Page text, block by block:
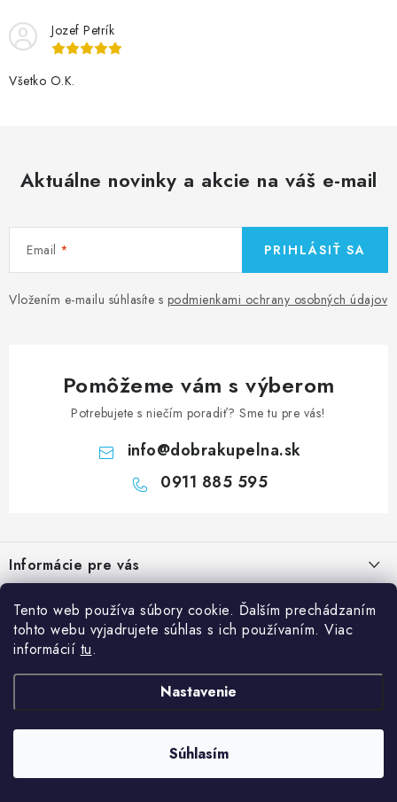
Tento web používa súbory cookie. Ďalším prechádzaním
tohto webu vyjadrujete súhlas s ich používaním. Viac
informácií tu.
Nastavenie
Súhlasím
Jozef Petrík
Všetko O.K.
Aktuálne novinky a akcie na váš e-mail
Email
Vložením e-mailu súhlasíte s podmienkami ochrany osobných údajov
PRIHLÁSIŤ SA
Pomôžeme vám s výberom
Potrebujete s niečím poradiť? Sme tu pre vás!
info@dobrakupelna.sk
0911 885 595
p
ä
Informácie pre vás
Obchodné podmienky
Ochrana osobných údajov GDPR
Kategórie
Sprchové dvere
Sprchové kúty a vaničky
Vane
Kúpeľňový nábytok
Blog
Kedy rekonštruovať kúpeľňu a prečo je výmena sprchového kúta
dobrý investičný krok?
Údržba sprchového kúta: ako predĺžiť životnosť skla, tesnenia a
vaničky
Dobrakupelna.sk. Všetky práva vyhradené.